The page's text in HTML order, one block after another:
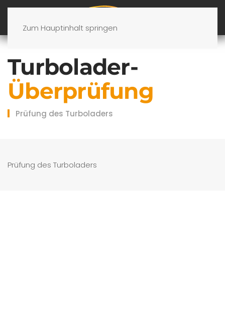
Zum Hauptinhalt springen
Turbolader-
Überprüfung
Prüfung des Turboladers
Prüfung des Turboladers